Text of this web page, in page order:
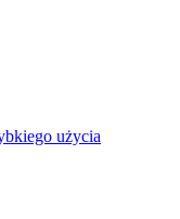
użycia